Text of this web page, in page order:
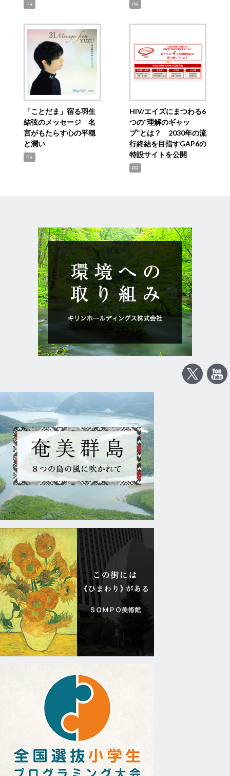
PR PR
「ことだま」宿る羽生
結弦のメッセージ 名
言がもたらす心の平穏
と潤い
PR
HIV/エイズにまつわる6
つの“理解のギャッ
プ”とは？ 2030年の流
行終結を目指すGAP6の
特設サイトを公開
PR